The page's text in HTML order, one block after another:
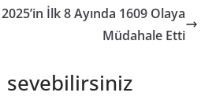
İlk 8 Ayında 1609 Olaya
Müdahale Etti
sevebilirsiniz